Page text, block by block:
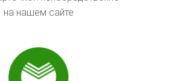
на нашем сайте